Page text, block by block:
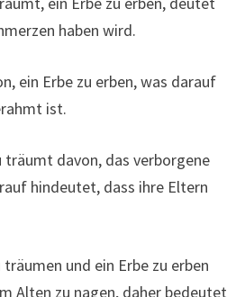
haben wird.
ein Erbe zu erben, was darauf
ist.
träumt davon, das verborgene
hindeutet, dass ihre Eltern
und ein Erbe zu erben
Alten zu nagen, daher bedeutet